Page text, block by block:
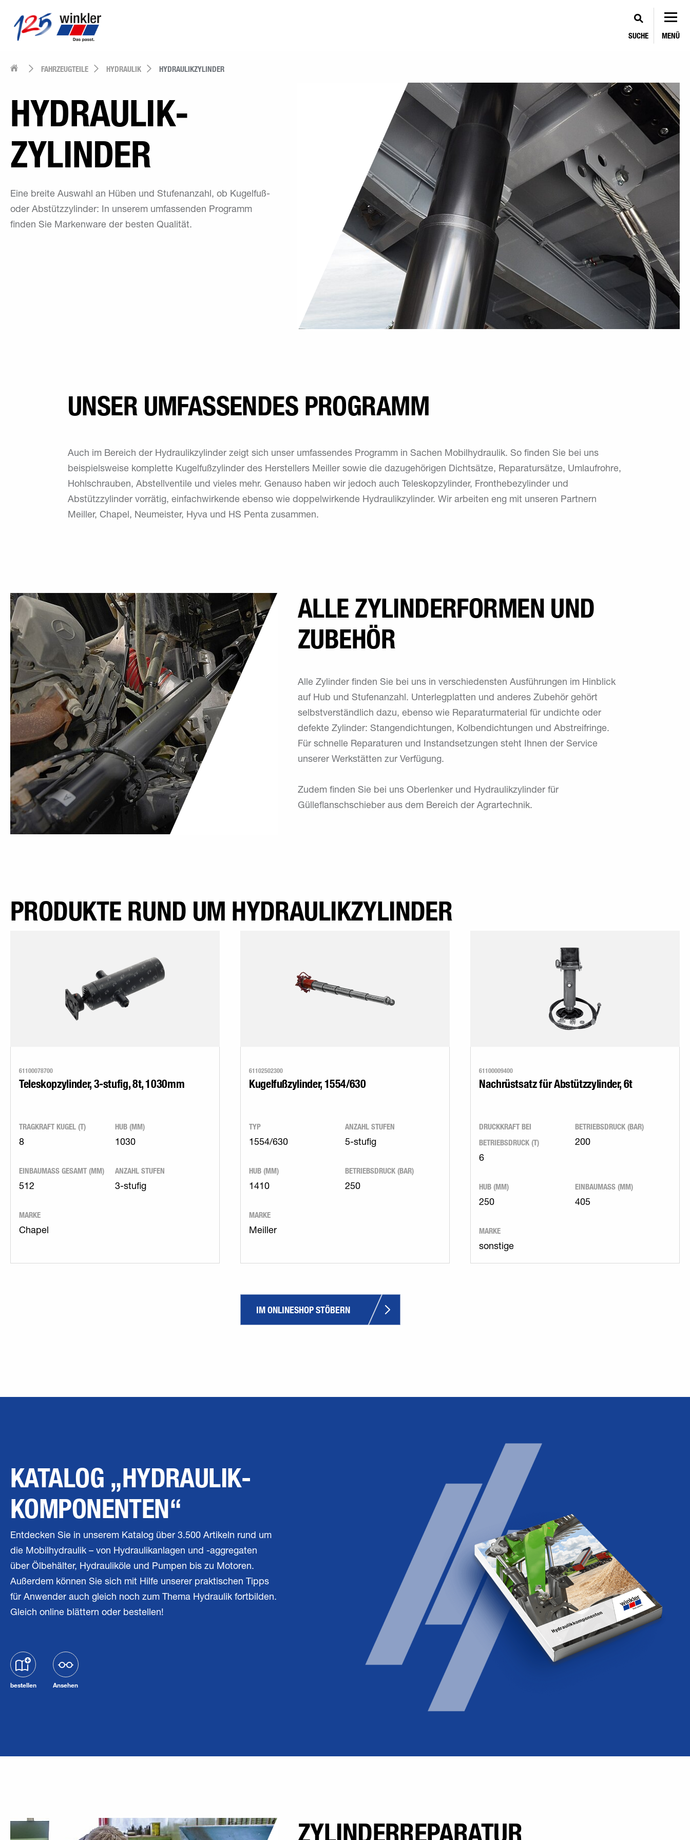
SUCHE MENÜ
FAHRZEUGTEILE HYDRAULIK HYDRAULIKZYLINDER
HYDRAULIK­
ZYLINDER
Eine breite Auswahl an Hüben und Stufenanzahl, ob Kugelfuß-
oder Abstützzylinder: In unserem umfassenden Programm
finden Sie Markenware der besten Qualität.
UNSER UMFASSENDES PROGRAMM
Auch im Bereich der Hydraulikzylinder zeigt sich unser umfassendes Programm in Sachen Mobilhydraulik. So finden Sie bei uns
beispielsweise komplette Kugelfußzylinder des Herstellers Meiller sowie die dazugehörigen Dichtsätze, Reparatursätze, Umlaufrohre,
Hohlschrauben, Abstellventile und vieles mehr. Genauso haben wir jedoch auch Teleskopzylinder, Fronthebezylinder und
Abstützzylinder vorrätig, einfachwirkende ebenso wie doppelwirkende Hydraulikzylinder. Wir arbeiten eng mit unseren Partnern
Meiller, Chapel, Neumeister, Hyva und HS Penta zusammen.
ALLE ZYLINDERFORMEN UND
ZUBEHÖR
Alle Zylinder finden Sie bei uns in verschiedensten Ausführungen im Hinblick
auf Hub und Stufenanzahl. Unterlegplatten und anderes Zubehör gehört
selbstverständlich dazu, ebenso wie Reparaturmaterial für undichte oder
defekte Zylinder: Stangendichtungen, Kolbendichtungen und Abstreifringe.
Für schnelle Reparaturen und Instandsetzungen steht Ihnen der Service
unserer Werkstätten zur Verfügung.
Zudem finden Sie bei uns Oberlenker und Hydraulikzylinder für
Gülleflanschschieber aus dem Bereich der Agrartechnik.
PRODUKTE RUND UM HYDRAULIKZYLINDER
61100078700
Teleskopzylinder, 3-stufig, 8t, 1030mm
TRAGKRAFT KUGEL (T)
8
HUB (MM)
1030
EINBAUMASS GESAMT (MM)
512
ANZAHL STUFEN
3-stufig
MARKE
Chapel
61102502300
Kugelfußzylinder, 1554/630
TYP
1554/630
ANZAHL STUFEN
5-stufig
HUB (MM)
1410
BETRIEBSDRUCK (BAR)
250
MARKE
Meiller
61100009400
Nachrüstsatz für Abstützzylinder, 6t
DRUCKKRAFT BEI
BETRIEBSDRUCK (T)
6
BETRIEBSDRUCK (BAR)
200
HUB (MM)
250
EINBAUMASS (MM)
405
MARKE
sonstige
IM ONLINESHOP STÖBERN
KATALOG „HYDRAULIK­
KOMPONENTEN“
Entdecken Sie in unserem Katalog über 3.500 Artikeln rund um
die Mobilhydraulik – von Hydraulikanlagen und -aggregaten
über Ölbehälter, Hydrauliköle und Pumpen bis zu Motoren.
Außerdem können Sie sich mit Hilfe unserer praktischen Tipps
für Anwender auch gleich noch zum Thema Hydraulik fortbilden.
Gleich online blättern oder bestellen!
bestellen Ansehen
ZYLINDERREPARATUR